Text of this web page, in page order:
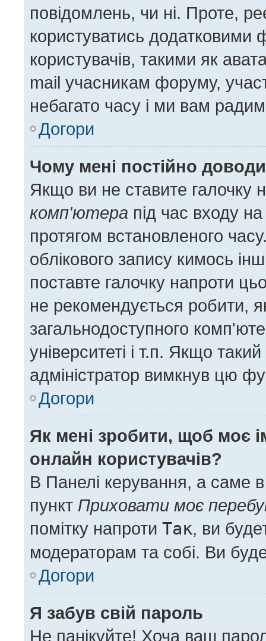
повідомлень, чи ні. Проте,
користуватись додатковими
користувачів, такими як
mail учасникам форуму,
небагато часу і ми вам
Догори
Чому мені постійно
Якщо ви не ставите галочку
комп'ютера під час входу
протягом встановленого
облікового запису кимось
поставте галочку напроти
не рекомендується робити,
загальнодоступного
університеті і т.п. Якщо
адміністратор вимкнув цю
Догори
Як мені зробити, щоб моє
онлайн користувачів?
В Панелі керування, а саме
пункт Приховати моє
помітку напроти Так, ви
модераторам та собі. Ви
Догори
Я забув свій пароль
Не панікуйте! Хоча ваш